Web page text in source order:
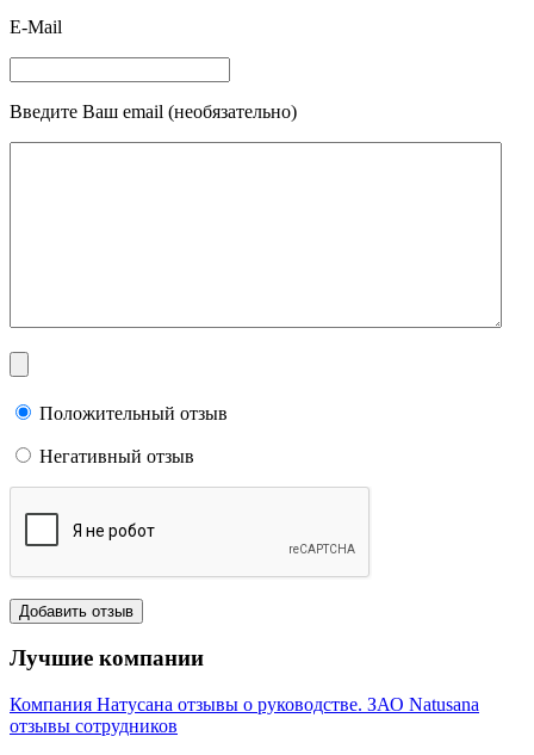
E-Mail
Введите Ваш email (необязательно)
Положительный отзыв
Негативный отзыв
Лучшие компании
Компания Натусана отзывы о руководстве. ЗАО Natusana
отзывы сотрудников